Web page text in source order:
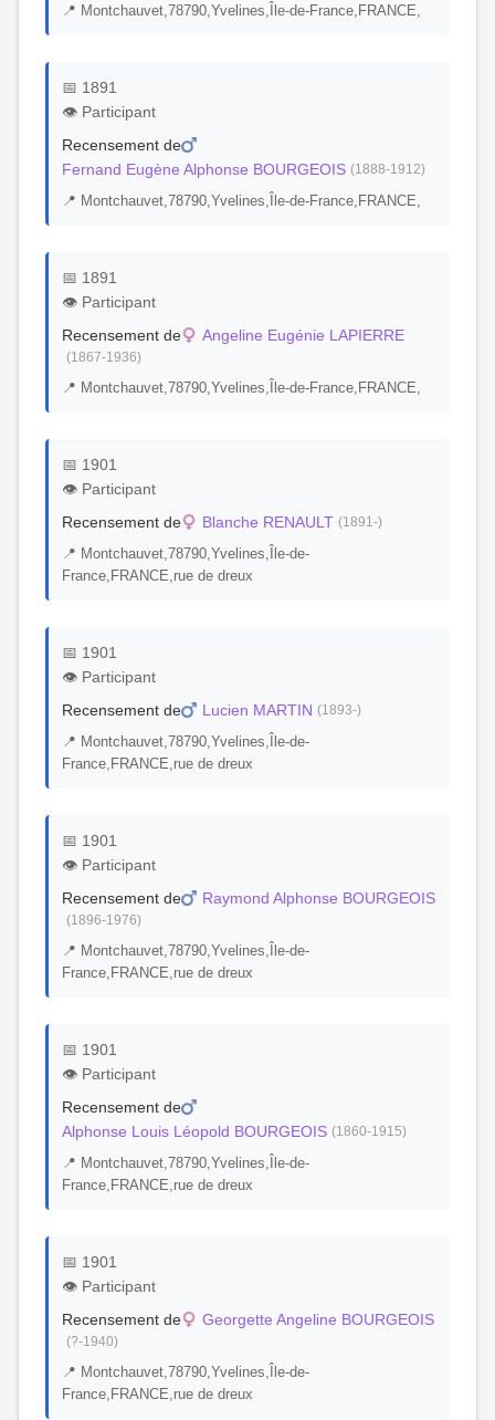
📍 Montchauvet,78790,Yvelines,Île-de-France,FRANCE,
📅 1891
👁️ Participant
Recensement de
Fernand Eugène Alphonse BOURGEOIS (1888-1912)
📍 Montchauvet,78790,Yvelines,Île-de-France,FRANCE,
📅 1891
👁️ Participant
Recensement de
Angeline Eugénie LAPIERRE
(1867-1936)
📍 Montchauvet,78790,Yvelines,Île-de-France,FRANCE,
📅 1901
👁️ Participant
Recensement de
Blanche RENAULT (1891-)
📍 Montchauvet,78790,Yvelines,Île-de-
France,FRANCE,rue de dreux
📅 1901
👁️ Participant
Recensement de
Lucien MARTIN (1893-)
📍 Montchauvet,78790,Yvelines,Île-de-
France,FRANCE,rue de dreux
📅 1901
👁️ Participant
Recensement de
Raymond Alphonse BOURGEOIS
(1896-1976)
📍 Montchauvet,78790,Yvelines,Île-de-
France,FRANCE,rue de dreux
📅 1901
👁️ Participant
Recensement de
Alphonse Louis Léopold BOURGEOIS (1860-1915)
📍 Montchauvet,78790,Yvelines,Île-de-
France,FRANCE,rue de dreux
📅 1901
👁️ Participant
Recensement de
Georgette Angeline BOURGEOIS
(?-1940)
📍 Montchauvet,78790,Yvelines,Île-de-
France,FRANCE,rue de dreux